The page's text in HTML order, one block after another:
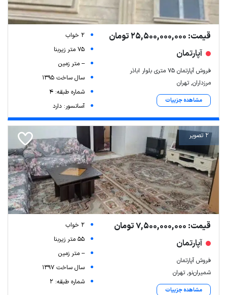
قیمت: 25,500,000,000 تومان
آپارتمان
فروش آپارتمان ۷۵ متری بلوار اباذر
مرزداران, تهران
مشاهده جزییات
2 خواب
75 متر زیربنا
-- متر زمین
سال ساخت 1395
شماره طبقه: 4
آسانسور: دارد
2 تصویر
قیمت: 7,500,000,000 تومان
آپارتمان
فروش آپارتمان
شمیران‌نو, تهران
مشاهده جزییات
2 خواب
55 متر زیربنا
-- متر زمین
سال ساخت 1397
شماره طبقه: 2